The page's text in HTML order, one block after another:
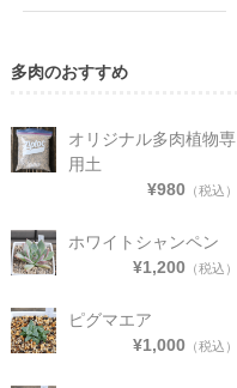
多肉のおすすめ
オリジナル多肉植物専
用土
¥980 （税込）
ホワイトシャンペン
¥1,200 （税込）
ピグマエア
¥1,000 （税込）